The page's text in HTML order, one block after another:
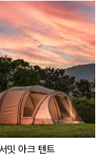
밋 아크 텐트